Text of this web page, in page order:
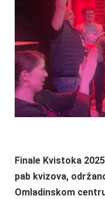
Finale Kvistoka
pab kvizova,
Omladinskom